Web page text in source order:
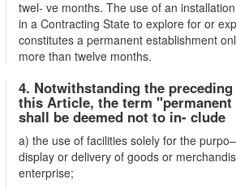
twel- ve months. The use of an
in a Contracting State to explore for or
constitutes a permanent establishment
more than twelve months.
4. Notwithstanding the
this Article, the term
shall be deemed not to in- clude
a) the use of facilities solely for the
display or delivery of goods or
enterprise;